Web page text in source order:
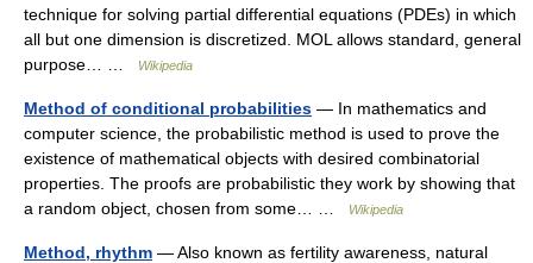
technique for solving partial differential equations (PDEs) in which
all but one dimension is discretized. MOL allows standard, general
purpose… …
Wikipedia
Method of conditional probabilities — In mathematics and
computer science, the probabilistic method is used to prove the
existence of mathematical objects with desired combinatorial
properties. The proofs are probabilistic they work by showing that
a random object, chosen from some… …
Wikipedia
Method, rhythm — Also known as fertility awareness, natural